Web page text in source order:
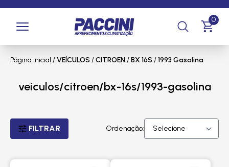
0
Página inicial /VEÍCULOS /CITROEN/BX 16S /1993 Gasolina
veiculos/citroen/bx-16s/1993-gasolina
FILTRAR Ordenação: